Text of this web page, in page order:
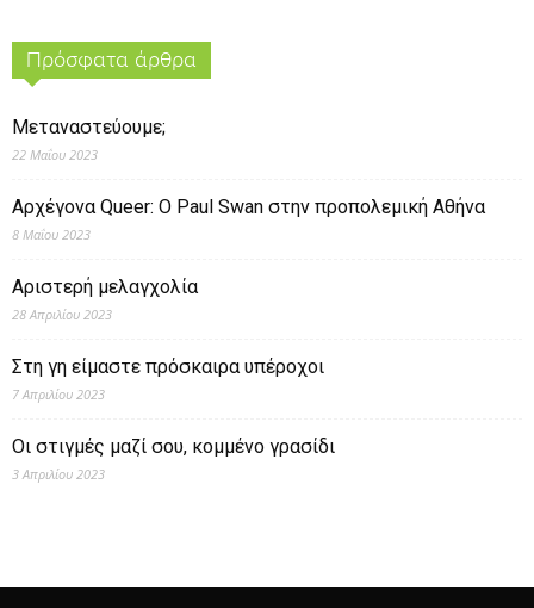
Πρόσφατα άρθρα
Μεταναστεύουμε;
22 Μαΐου 2023
Αρχέγονα Queer: O Paul Swan στην προπολεμική Αθήνα
8 Μαΐου 2023
Αριστερή μελαγχολία
28 Απριλίου 2023
Στη γη είμαστε πρόσκαιρα υπέροχοι
7 Απριλίου 2023
Οι στιγμές μαζί σου, κομμένο γρασίδι
3 Απριλίου 2023